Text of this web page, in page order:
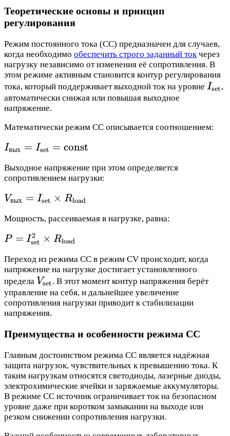
Теоретические основы и принцип
регулирования
Режим постоянного тока (CC) предназначен для случаев,
когда необходимо обеспечить строго заданный ток через
нагрузку независимо от изменения её сопротивления. В
этом режиме активным становится контур регулирования
тока, который поддерживает выходной ток на уровне Iset,
автоматически снижая или повышая выходное
напряжение.
Математически режим CC описывается соотношением:
I_{\text{вых}}
I_{\text{set}}
= \text{const}
Iвых = Iset = const
Выходное напряжение при этом определяется
сопротивлением нагрузки:
V_{\text{вых}}
\times
R_{\text{load}}
Vвых = Iset × Rload
Мощность, рассеиваемая в нагрузке, равна:
P =
\times
R_{\text{load}}
P = Iset
2 × Rload
Переход из режима CC в режим CV происходит, когда
напряжение на нагрузке достигает установленного
предела V_{\text{set}}
Vset. В этот момент контур напряжения берёт
управление на себя, и дальнейшее увеличение
сопротивления нагрузки приводит к стабилизации
напряжения.
Преимущества и особенности режима CC
Главным достоинством режима CC является надёжная
защита нагрузок, чувствительных к превышению тока. К
таким нагрузкам относятся светодиоды, лазерные диоды,
электрохимические ячейки и заряжаемые аккумуляторы.
В режиме CC источник ограничивает ток на безопасном
уровне даже при коротком замыкании на выходе или
резком снижении сопротивления нагрузки.